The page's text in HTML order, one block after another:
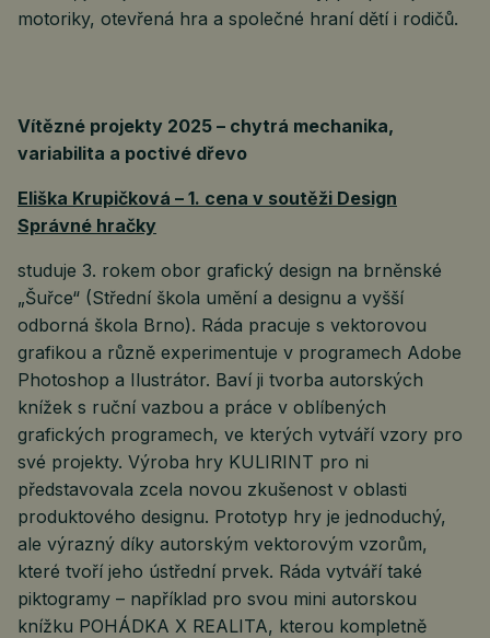
motoriky, otevřená hra a společné hraní dětí i rodičů.
Vítězné projekty 2025 – chytrá mechanika,
variabilita a poctivé dřevo
Eliška Krupičková – 1. cena v soutěži Design
Správné hračky
studuje 3. rokem obor grafický design na brněnské
„Šuřce“ (Střední škola umění a designu a vyšší
odborná škola Brno). Ráda pracuje s vektorovou
grafikou a různě experimentuje v programech Adobe
Photoshop a Ilustrátor. Baví ji tvorba autorských
knížek s ruční vazbou a práce v oblíbených
grafických programech, ve kterých vytváří vzory pro
své projekty. Výroba hry KULIRINT pro ni
představovala zcela novou zkušenost v oblasti
produktového designu. Prototyp hry je jednoduchý,
ale výrazný díky autorským vektorovým vzorům,
které tvoří jeho ústřední prvek. Ráda vytváří také
piktogramy – například pro svou mini autorskou
knížku POHÁDKA X REALITA, kterou kompletně